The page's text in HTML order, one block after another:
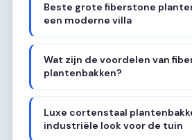
Beste grote fiberstone
een moderne villa
Wat zijn de voordelen van
plantenbakken?
Luxe cortenstaal
industriële look voor de tuin